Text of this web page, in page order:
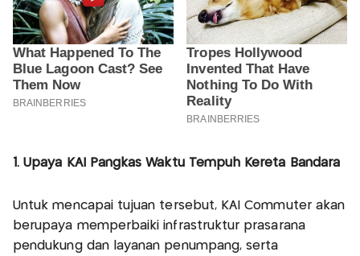
1. Upaya KAI Pangkas Waktu Tempuh Kereta Bandara
Untuk mencapai tujuan tersebut, KAI Commuter akan
berupaya memperbaiki infrastruktur prasarana
pendukung dan layanan penumpang, serta